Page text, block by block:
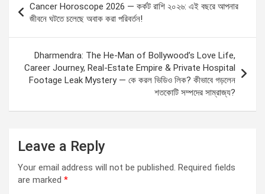
navigation
Cancer Horoscope 2026 — কর্কট রাশি ২০২৬: এই বছরে আপনার
জীবনে ঘটতে চলেছে অবাক করা পরিবর্তন!
Dharmendra: The He-Man of Bollywood’s Love Life,
Career Journey, Real-Estate Empire & Private Hospital
Footage Leak Mystery — কে করল ভিডিও লিক? কীভাবে গড়লেন
শতকোটি সম্পদের সাম্রাজ্য?
Leave a Reply
Your email address will not be published. Required fields
are marked *